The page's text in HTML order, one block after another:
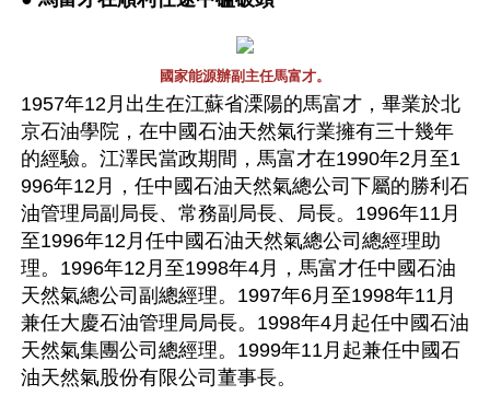
國家能源辦副主任馬富才。
1957年12月出生在江蘇省溧陽的馬富才，畢業於北
京石油學院，在中國石油天然氣行業擁有三十幾年
的經驗。江澤民當政期間，馬富才在1990年2月至1
996年12月，任中國石油天然氣總公司下屬的勝利石
油管理局副局長、常務副局長、局長。1996年11月
至1996年12月任中國石油天然氣總公司總經理助
理。1996年12月至1998年4月，馬富才任中國石油
天然氣總公司副總經理。1997年6月至1998年11月
兼任大慶石油管理局局長。1998年4月起任中國石油
天然氣集團公司總經理。1999年11月起兼任中國石
油天然氣股份有限公司董事長。